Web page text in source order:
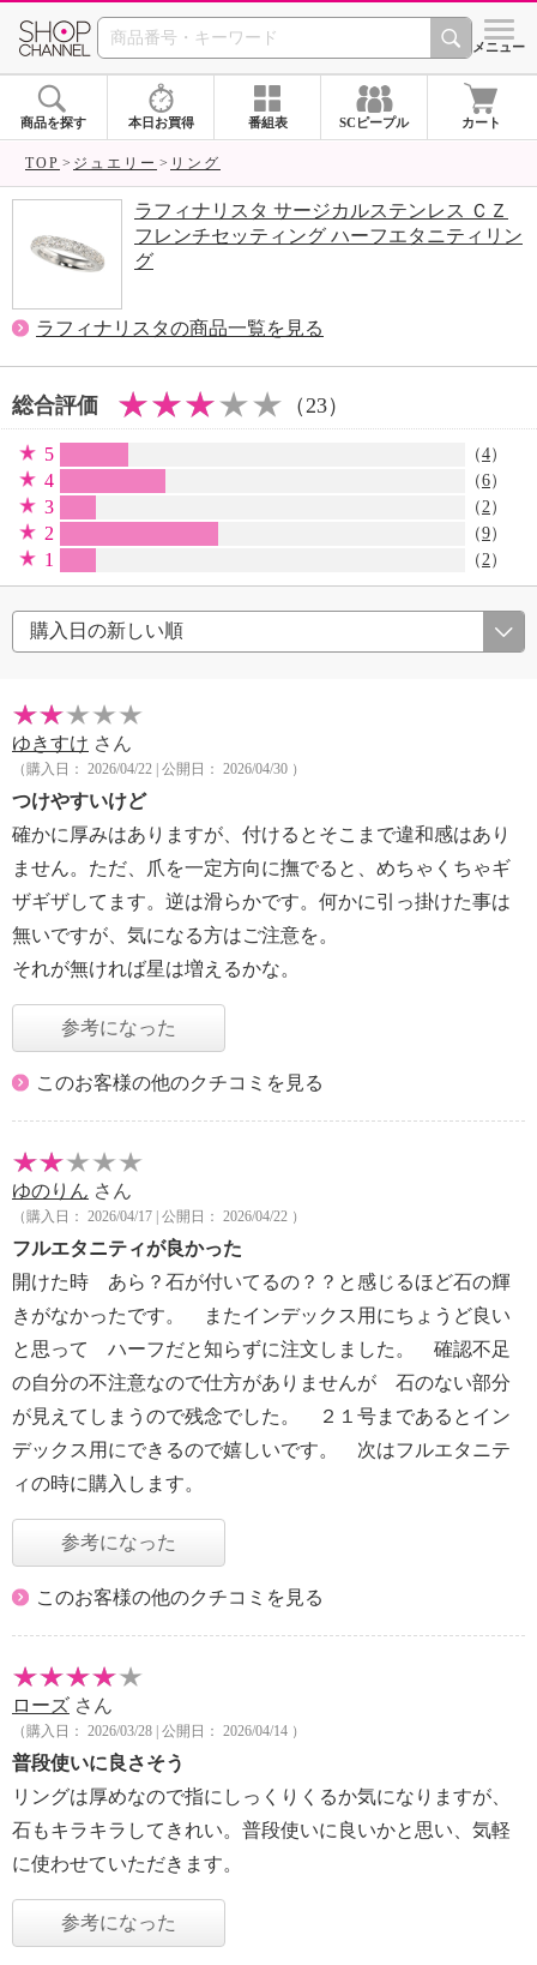
SHOP CHANNEL シメニュー
商品を探す 本日お買得 番組表 SCピープル カート
TOP ジュエリー リング
ラフィナリスタ サージカルステンレス ＣＺ
フレンチセッティング ハーフエタニティリン
グ
ラフィナリスタの商品一覧を見る
総合評価 （23）
5 （4）
4 （6）
3 （2）
2 （9）
1 （2）
ゆきすけ さん
（購入日： 2026/04/22 | 公開日： 2026/04/30 ）
つけやすいけど
確かに厚みはありますが、付けるとそこまで違和感はあり
ません。ただ、爪を一定方向に撫でると、めちゃくちゃギ
ザギザしてます。逆は滑らかです。何かに引っ掛けた事は
無いですが、気になる方はご注意を。
それが無ければ星は増えるかな。
参考になった
このお客様の他のクチコミを見る
ゆのりん さん
（購入日： 2026/04/17 | 公開日： 2026/04/22 ）
フルエタニティが良かった
開けた時 あら？石が付いてるの？？と感じるほど石の輝
きがなかったです。 またインデックス用にちょうど良い
と思って ハーフだと知らずに注文しました。 確認不足
の自分の不注意なので仕方がありませんが 石のない部分
が見えてしまうので残念でした。 ２１号まであるとイン
デックス用にできるので嬉しいです。 次はフルエタニテ
ィの時に購入します。
参考になった
このお客様の他のクチコミを見る
ローズ さん
（購入日： 2026/03/28 | 公開日： 2026/04/14 ）
普段使いに良さそう
リングは厚めなので指にしっくりくるか気になりますが、
石もキラキラしてきれい。普段使いに良いかと思い、気軽
に使わせていただきます。
参考になった